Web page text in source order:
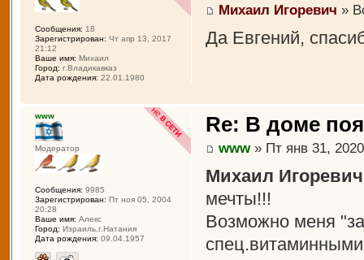
Михаил Игоревич »
Да Евгений,
Сообщения: 18
Зарегистрирован: Чт апр 13, 2017
21:12
Ваше имя: Михаил
Город: г.Владикавказ
Дата рождения: 22.01.1980
Re: В доме
www» Пт янв 31,
Михаил Игоревич
мечты!!!
Возможно меня
www
Модератор
Сообщения: 9985
Зарегистрирован: Пт ноя 05, 2004
20:28
Ваше имя: Алекс
Город: Израиль,г.Натания
Дата рождения: 09.04.1957